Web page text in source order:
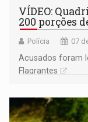
VÍDEO:
200 porções
Polícia 07
Acusados foram
Flagrantes